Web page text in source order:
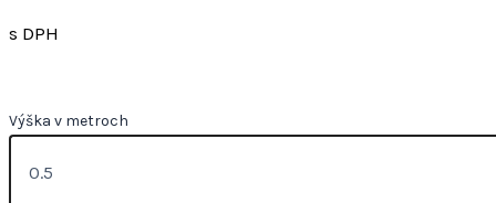
s DPH
Výška v metroch